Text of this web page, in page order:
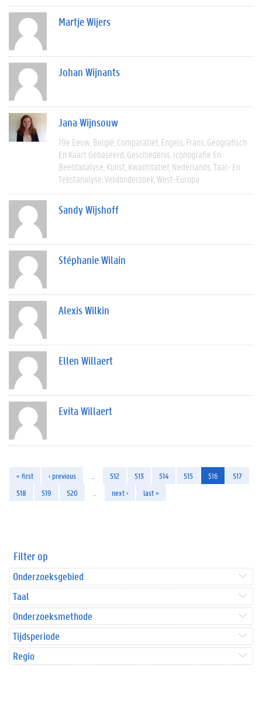
Martje Wijers
Johan Wijnants
Jana Wijnsouw
19e Eeuw België Comparatief Engels Frans Geografisch
En Kaart Gebaseerd Geschiedenis Iconografie En
Beeldanalyse Kunst Kwantitatief Nederlands Taal- En
Tekstanalyse Veldonderzoek West-Europa
Sandy Wijshoff
Stéphanie Wilain
Alexis Wilkin
Ellen Willaert
Evita Willaert
« first ‹ previous 512 513 514 515 516
517
518
519 520 next › last »
Filter op
Onderzoeksgebied
Taal
Onderzoeksmethode
Tijdsperiode
Regio